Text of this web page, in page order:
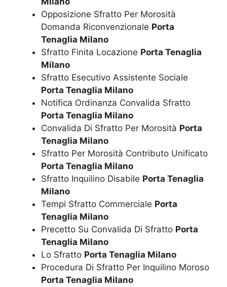
Opposizione Sfratto Per Morosità
Domanda Riconvenzionale Porta
Tenaglia Milano
Sfratto Finita Locazione Porta Tenaglia
Milano
Sfratto Esecutivo Assistente Sociale
Porta Tenaglia Milano
Notifica Ordinanza Convalida Sfratto
Porta Tenaglia Milano
Convalida Di Sfratto Per Morosità Porta
Tenaglia Milano
Sfratto Per Morosità Contributo Unificato
Porta Tenaglia Milano
Sfratto Inquilino Disabile Porta Tenaglia
Milano
Tempi Sfratto Commerciale Porta
Tenaglia Milano
Precetto Su Convalida Di Sfratto Porta
Tenaglia Milano
Lo Sfratto Porta Tenaglia Milano
Procedura Di Sfratto Per Inquilino Moroso
Porta Tenaglia Milano